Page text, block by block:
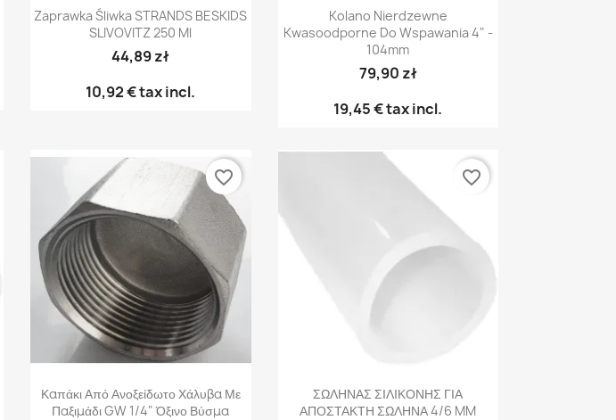
 Γρήγορη προβολή
Zaprawka Śliwka STRANDS BESKIDS
SLIVOVITZ 250 Ml
44,89 zł
10,92 €tax incl.
Γρήγορη προβολή
Kolano Nierdzewne
Kwasoodporne Do Wspawania 4" -
104mm
79,90 zł
19,45 €tax incl.
Γρήγορη προβολή
Καπάκι Από Ανοξείδωτο Χάλυβα Με
Παξιμάδι GW 1/4" Όξινο Βύσμα
favorite_border
Γρήγορη προβολή
ΣΩΛΗΝΑΣ ΣΙΛΙΚΟΝΗΣ ΓΙΑ
ΑΠΟΣΤΑΚΤΗ ΣΩΛΗΝΑ 4/6 MM
favorite_border